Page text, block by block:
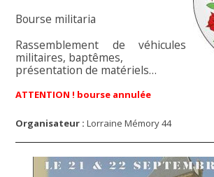
Bourse militaria
Rassemblement de véhicules
militaires, baptêmes,
présentation de matériels…
ATTENTION ! bourse annulée
Organisateur : Lorraine Mémory 44